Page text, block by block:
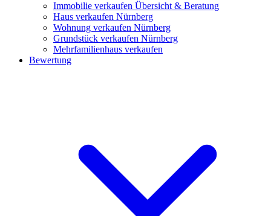
Immobilie verkaufen Übersicht & Beratung
Haus verkaufen Nürnberg
Wohnung verkaufen Nürnberg
Grundstück verkaufen Nürnberg
Mehrfamilienhaus verkaufen
Bewertung